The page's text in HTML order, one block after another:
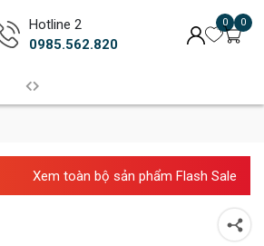
Hotline 2
0985.562.820
0 0
BÀN TRƯỞNG PHÒNG
Xem toàn bộ sản phẩm Flash Sale